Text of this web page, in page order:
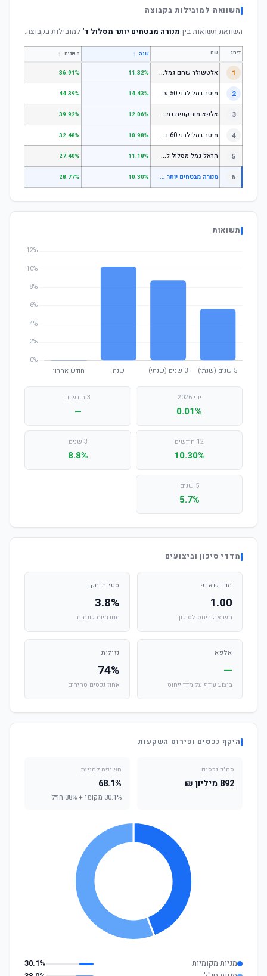
השוואה למובילות בקבוצה
השוואת תשואות בין מנורה מבטחים יותר מסלול ד' למובילות בקבוצה:
דירוג שם שנה ↕ 3 שנים ↕
1 א
לטשולר שחם גמל לבני 50 עד 60 11.32%
36.91%
2 מ
יטב גמל לבני 50 עד 60 14.43%
44.39%
3 א
לפא מור קופת גמל לחיסכון, קופת גמל לתגמולים וקופת גמל אישית לפיצויים - לבני 50 עד 60 12.06%
39.92%
4 מ
יטב גמל לבני 60 ומעלה 10.98%
32.48%
5 ה
ראל גמל מסלול לגילאי 60 ומעלה 11.18%
27.40%
6 מ
נורה מבטחים יותר מסלול ד' 10.30%
28.77%
תשואות
יוני 2026
0.01%
3 חודשים
—
12 חודשים
10.30%
3 שנים
8.8%
5 שנים
5.7%
מדדי סיכון וביצועים
מדד שארפ
1.00
תשואה ביחס לסיכון
סטיית תקן
3.8%
תנודתיות שנתית
אלפא
—
ביצוע עודף על מדד ייחוס
נזילות
74%
אחוז נכסים סחירים
היקף נכסים ופירוט השקעות
סה"כ נכסים
892 מיליון ₪
חשיפה למניות
68.1%
30.1% מקומי + 38% חו"ל
מניות מקומיות
30.1%